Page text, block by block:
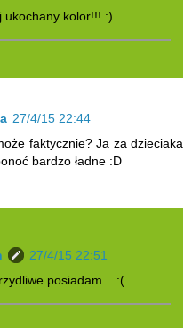
ukochany kolor!!! :)
27/4/15 22:44
faktycznie? Ja za dzieciaka
bardzo ładne :D
27/4/15 22:51
posiadam... :(